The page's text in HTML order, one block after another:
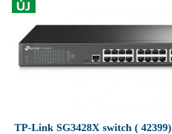
TP-Link SG3428X switch ( 42399)